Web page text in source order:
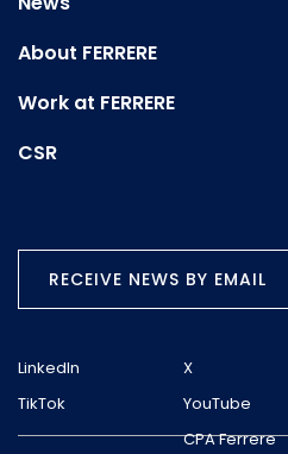
About FERRERE
Work at FERRERE
CSR
RECEIVE NEWS BY EMAIL
LinkedIn X
TikTok
YouTube
CPA Ferrere